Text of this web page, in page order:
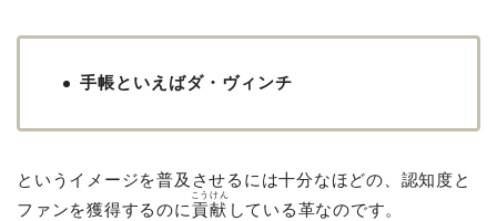
手帳といえばダ・ヴィンチ
というイメージを普及させるには十分なほどの、認知度と
ファンを獲得するのに貢献
こうけん
している革なのです。